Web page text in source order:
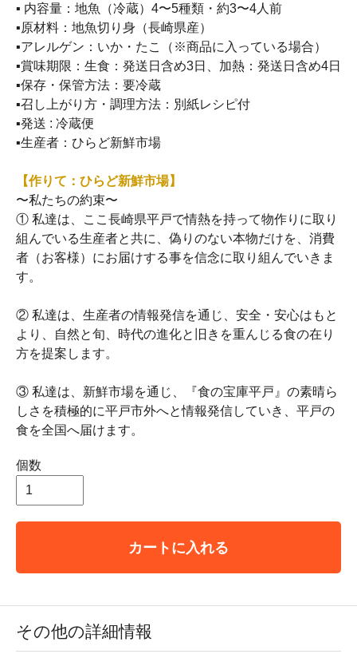
▪ 内容量：地魚（冷蔵）4〜5種類・約3〜4人前
▪原材料：地魚切り身（長崎県産）
▪アレルゲン：いか・たこ（※商品に入っている場合）
▪賞味期限：生食：発送日含め3日、加熱：発送日含め4日
▪保存・保管方法：要冷蔵
▪召し上がり方・調理方法：別紙レシピ付
▪発送 : 冷蔵便
▪生産者：ひらど新鮮市場
【作りて：ひらど新鮮市場】
〜私たちの約束〜
① 私達は、ここ長崎県平戸で情熱を持って物作りに取り
組んでいる生産者と共に、偽りのない本物だけを、消費
者（お客様）にお届けする事を信念に取り組んでいきま
す。
② 私達は、生産者の情報発信を通じ、安全・安心はもと
より、自然と旬、時代の進化と旧きを重んじる食の在り
方を提案します。
③ 私達は、新鮮市場を通じ、『食の宝庫平戸』の素晴ら
しさを積極的に平戸市外へと情報発信していき、平戸の
食を全国へ届けます。
個数
カートに入れる
その他の詳細情報